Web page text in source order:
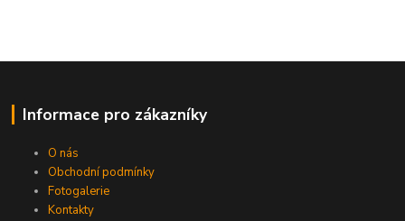
Informace pro zákazníky
O nás
Obchodní podmínky
Fotogalerie
Kontakty